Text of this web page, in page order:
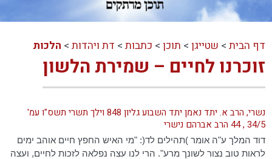
דף הבית > שטייגן > תוכן > כתבות > דת ויהדות > הלכות
זוכרנו לחיים – שמירת הלשון
נשרי, הרב א. יתד נאמן יתד השבוע גליון 848 וילך תשרי תשס"ו עמ'
34/5 , 44 הרב אברהם נישרי
דוד המלך ע"ה אומר )תהילים לד(: "מי האיש החפץ חיים אוהב ימים
לראות טוב נצור לשונך מרע". הרי לנו עצה נפלאה לזכות לחיים, ועצה